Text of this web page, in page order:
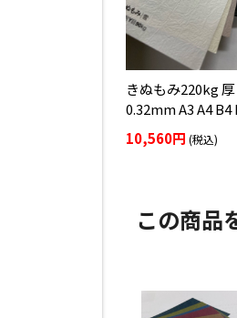
きぬもみ220kg
0.32mm A3 A4 B4
10,560円(税込)
この商品